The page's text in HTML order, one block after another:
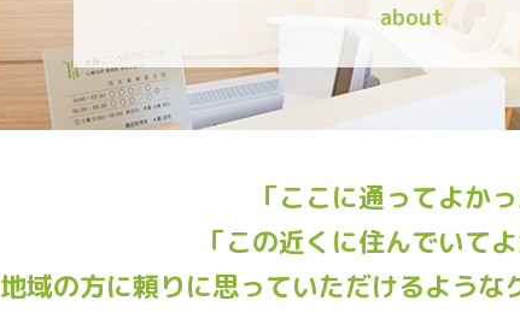
about
「ここに通ってよかっ
「この近くに住んでいてよ
地域の方に頼りに思っていただけるような